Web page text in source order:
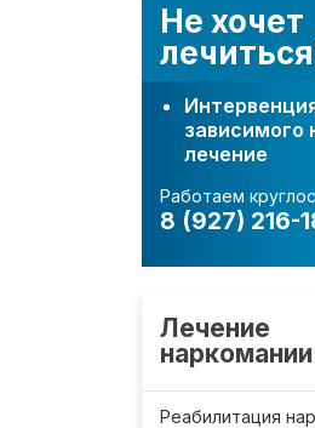
Не хочет
зависимого
лечение
Работаем
8 (927) 216-
Лечение
наркомании
Реабилитация